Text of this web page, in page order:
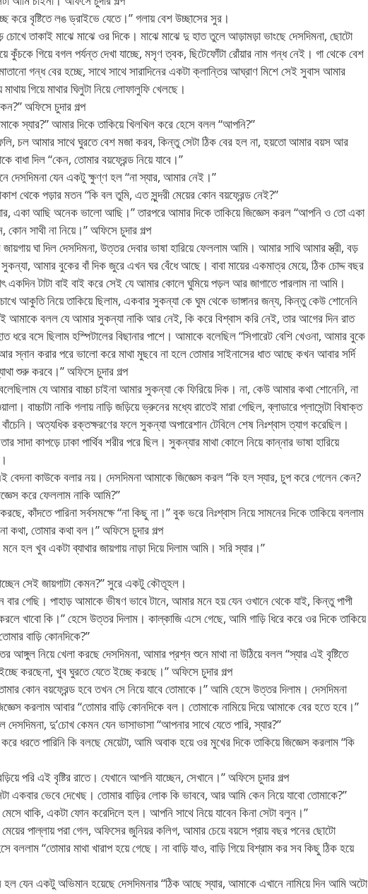
করে বৃষ্টিতে লঙ ড্রাইভে যেতে।” গলায় বেশ উচ্ছাসের সুর।
তাকাই মাঝে মাঝে ওর দিকে। মাঝে মাঝে দু হাত তুলে আড়ামড়া ভাংছে দেসদিমনা, ছোটো
কুঁচকে গিয়ে বগল পর্যন্ত দেখা যাচ্ছে, মসৃণ ত্বক, ছিটেফোঁটা রোঁয়ার নাম গন্ধ নেই। গা থেকে বেশ
গন্ধ বের হচ্ছে, সাথে সাথে সারাদিনের একটা ক্লান্তির আঘ্রাণ মিশে সেই সুবাস আমার
গিয়ে মাথার ঘিলুটা নিয়ে লোফালুফি খেলছে।
অফিসে চুদার গল্প
স্যার?” আমার দিকে তাকিয়ে খিলখিল করে হেসে বলল “আপনি?”
চল আমার সাথে ঘুরতে বেশ মজা করব, কিন্তু সেটা ঠিক বের হল না, হয়তো আমার বয়স আর
বাধা দিল “কেন, তোমার বয়ফ্রেন্ড নিয়ে যাবে।”
দেসদিমনা যেন একটু ক্ষুণ্ণ হল “না স্যার, আমার নেই।”
থেকে পড়ার মতন “কি বল তুমি, এত সুন্দরী মেয়ের কোন বয়ফ্রেন্ড নেই?”
একা আছি অনেক ভালো আছি।” তারপরে আমার দিকে তাকিয়ে জিজ্ঞেস করল “আপনি ও তো একা
কোন সাথী না নিয়ে।” অফিসে চুদার গল্প
জায়গায় ঘা দিল দেসদিমনা, উত্তর দেবার ভাষা হারিয়ে ফেললাম আমি। আমার সাথি আমার স্ত্রী, বড়
সুকন্যা, আমার বুকের বাঁ দিক জুরে এখন ঘর বেঁধে আছে। বাবা মায়ের একমাত্র মেয়ে, ঠিক চোদ্দ বছর
একদিন টাটা বাই বাই করে সেই যে আমার কোলে ঘুমিয়ে পড়ল আর জাগাতে পারলাম না আমি।
আকুতি নিয়ে তাকিয়ে ছিলাম, একবার সুকন্যা কে ঘুম থেকে ভাঙ্গানর জন্য, কিন্তু কেউ শোনেনি
আমাকে বলল যে আমার সুকন্যা নাকি আর নেই, কি করে বিশ্বাস করি নেই, তার আগের দিন রাত
ধরে বসে ছিলাম হস্পিটালের বিছানার পাশে। আমাকে বলেছিল “সিগারেট বেশি খেওনা, আমার বুকে
স্নান করার পরে ভালো করে মাথা মুছবে না হলে তোমার সাইনাসের ধাত আছে কখন আবার সর্দি
শুরু করবে।” অফিসে চুদার গল্প
যে আমার বাচ্চা চাইনা আমার সুকন্যা কে ফিরিয়ে দিক। না, কেউ আমার কথা শোনেনি, না
বাচ্চাটা নাকি গলায় নাড়ি জড়িয়ে ভ্রুনের মধ্যে রাতেই মারা গেছিল, ব্লাডারে প্লাসেন্টা বিষাক্ত
অত্যধিক রক্তক্ষরণের ফলে সুকন্যা অপারেশান টেবিলে শেষ নিঃশ্বাস ত্যাগ করেছিল।
সাদা কাপড়ে ঢাকা পার্থিব শরীর পরে ছিল। সুকন্যার মাথা কোলে নিয়ে কান্নার ভাষা হারিয়ে
কাউকে বলার নয়। দেসদিমনা আমাকে জিজ্ঞেস করল “কি হল স্যার, চুপ করে গেলেন কেন?
করে ফেললাম নাকি আমি?”
কাঁদতে পারিনা সর্বসমক্ষে “না কিছু না।” বুক ভরে নিঃশ্বাস নিয়ে সামনের দিকে তাকিয়ে বললাম
কথা, তোমার কথা বল।” অফিসে চুদার গল্প
হল খুব একটা ব্যাথার জায়গায় নাড়া দিয়ে দিলাম আমি। সরি স্যার।”
সেই জায়গাটা কেমন?” সুরে একটু কৌতূহল।
বার গেছি। পাহাড় আমাকে ভীষণ ভাবে টানে, আমার মনে হয় যেন ওখানে থেকে যাই, কিন্তু পাপী
খাবো কি।” হেসে উত্তর দিলাম। কাল্কাজি এসে গেছে, আমি গাড়ি ধিরে করে ওর দিকে তাকিয়ে
বাড়ি কোনদিকে?”
আঙ্গুল নিয়ে খেলা করছে দেসদিমনা, আমার প্রশ্ন শুনে মাথা না উঠিয়ে বলল “স্যার এই বৃষ্টিতে
করছেনা, খুব ঘুরতে যেতে ইচ্ছে করছে।” অফিসে চুদার গল্প
কোন বয়ফ্রেন্ড হবে তখন সে নিয়ে যাবে তোমাকে।” আমি হেসে উত্তর দিলাম। দেসদিমনা
করলাম আবার “তোমার বাড়ি কোনদিকে বল। তোমাকে নামিয়ে দিয়ে আমাকে বের হতে হবে।”
দেসদিমনা, দু’চোখ কেমন যেন ভাসাভাসা “আপনার সাথে যেতে পারি, স্যার?”
ধরতে পারিনি কি বলছে মেয়েটা, আমি অবাক হয়ে ওর মুখের দিকে তাকিয়ে জিজ্ঞেস করলাম “কি
পরি এই বৃষ্টির রাতে। যেখানে আপনি যাচ্ছেন, সেখানে।” অফিসে চুদার গল্প
একবার ভেবে দেখেছ। তোমার বাড়ির লোক কি ভাববে, আর আমি কেন নিয়ে যাবো তোমাকে?”
থাকি, একটা ফোন করেদিলে হল। আপনি সাথে নিয়ে যাবেন কিনা সেটা বলুন।”
পাল্লায় পরা গেল, অফিসের জুনিয়র কলিগ, আমার চেয়ে বয়সে প্রায় বছর পনের ছোটো
বললাম “তোমার মাথা খারাপ হয়ে গেছে। না বাড়ি যাও, বাড়ি গিয়ে বিশ্রাম কর সব কিছু ঠিক হয়ে
যেন একটু অভিমান হয়েছে দেসদিমনার “ঠিক আছে স্যার, আমাকে এখানে নামিয়ে দিন আমি অটো